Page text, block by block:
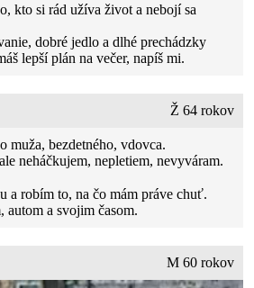
kto si rád užíva život a nebojí sa
dobré jedlo a dlhé prechádzky
lepší plán na večer, napíš mi.
Ž 64 rokov
muža, bezdetného, vdovca.
neháčkujem, nepletiem, nevyváram.
a robím to, na čo mám práve chuť.
autom a svojim časom.
M 60 rokov